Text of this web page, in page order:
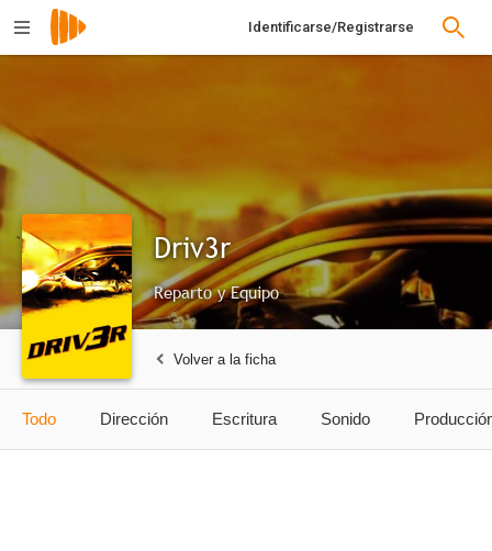
Identificarse/Registrarse
Driv3r
Reparto y Equipo
Volver a la ficha
Todo Dirección Escritura Sonido